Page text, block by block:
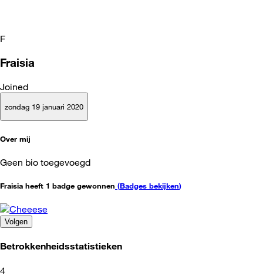
F
Fraisia
Joined
zondag 19 januari 2020
Over mij
Geen bio toegevoegd
Fraisia heeft 1 badge gewonnen (Badges bekijken)
Volgen
Betrokkenheidsstatistieken
4